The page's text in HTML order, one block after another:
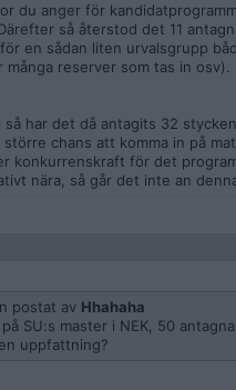
du anger för
så återstod det 11
en sådan liten urvalsgrupp
många reserver som tas in
så har det då antagits 32
större chans att komma in på
konkurrenskraft för det
nära, så går det inte an
postat av Hhahaha
SU:s master i NEK, 50
uppfattning?